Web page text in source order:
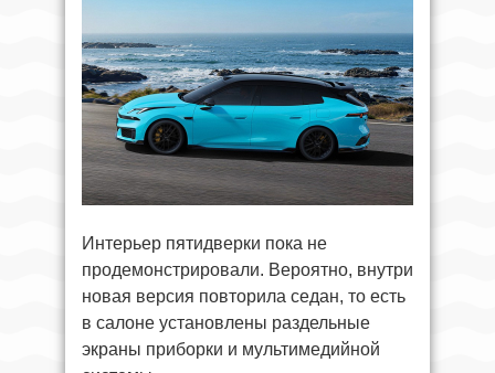
Интерьер пятидверки пока не
продемонстрировали. Вероятно, внутри
новая версия повторила седан, то есть
в салоне установлены раздельные
экраны приборки и мультимедийной